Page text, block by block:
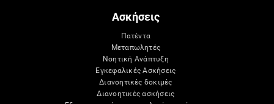
Ασκήσεις
Πατέντα
Μεταπωλητές
Νοητική Ανάπτυξη
Εγκεφαλικές Ασκήσεις
Διανοητικές δοκιμές
Διανοητικές ασκήσεις